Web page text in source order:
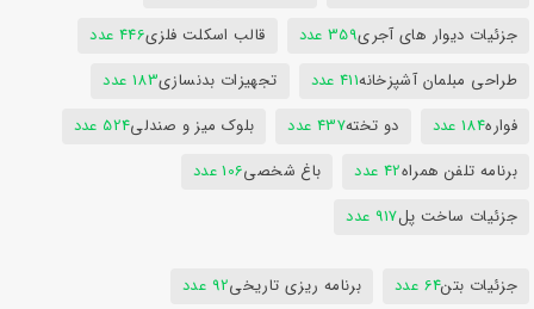
جزئیات دیوار های آجری359 عدد قالب اسکلت فلزی446 عدد
طراحی مبلمان آشپزخانه411 عدد تجهیزات بدنسازی183 عدد
فواره184 عدد دو تخته437 عدد بلوک میز و صندلی524 عدد
برنامه تلفن همراه42 عدد باغ شخصی106 عدد
جزئیات ساخت پل917 عدد
جزئیات بتن64 عدد برنامه ریزی تاریخی92 عدد